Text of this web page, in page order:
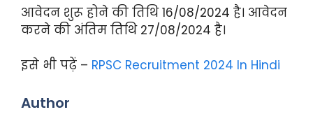
आवेदन शुरू होने की तिथि 16/08/2024 है। आवेदन
करने की अंतिम तिथि 27/08/2024 है।
इसे भी पढ़ें – RPSC Recruitment 2024 In Hindi
Author